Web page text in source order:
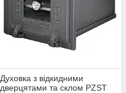
Духовка з відкидними
дверцятами та склом PZST